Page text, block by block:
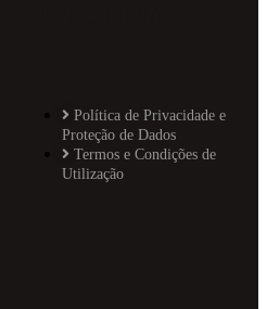
Política de Privacidade e
Proteção de Dados
Termos e Condições de
Utilização